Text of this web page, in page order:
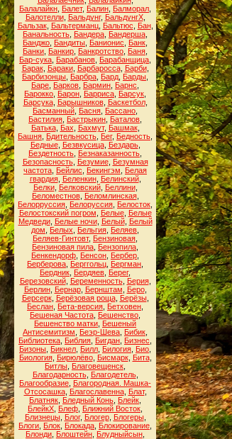
Балалайкн Балет, Балин Балморал
Балотелли, Бальдунг, БальдунгХ,
Бальзак, Бальтерманц, Бальтюс Бан,
Банальность Бандера Бандерша
Банджо Бандиты Банионис Банк
Банки Банкир Банкротство Баня
Бар-сука Барабанов Барабанщица
Барак, Бараки, Барбаросса, Барби,
Барбизонцы Барбра Бард Барды
Баре Барков Бармин Барнс
Барокко Барон Барриса Барсук
Барсука, Барышников, Баскетбол,
Басманный Басня Бассано
Бастилия Бастрыкин Баталов
Батька, Бах Бахмут, Башмак,
Башня Бдительность Бег, Бедность
Бедные, Безвкусица, Бездарь,
Бездетность Безнаказанность
Безопасность, Безумие, Безумная
частота Бейлис Бекингэм
Белая
гвардия, Беленкин, Белинский,
Белки, Белковский, Беллини,
Беломестнов, Беломлинская,
Белорруссия Белоруссия Белосток
Белостокский погром
Белые, Белые
Медведи, Белые ночи, Белый, Белый
дом
Белых Бельгия Беляев
Беляев-Гинтовт, Бензиновая
Бензиновая пила Бензопила
Бенкендорф Бенсон Бербер
Берберова Берггольц Бергман
Бердник Бердяев Берег,
Березовский, Беременность, Берия,
Берлин, Бернар, Бернштам Беро,
Берсерк, Берёзовая роща, Берёзы,
Беслан Бета-версия Бетховен
Бешеная Частота Бешенство
Бешенство матки Бешеный
Антисемитизм
Беэр-Шева Бибик
Библиотека Библия Бигдан Бизнес
Бизоны Бикнел Билл Билогия Био
Биология, Бирюлёво, Бисмарк, Бита,
Битлы Благовещенск
Благодарность, Благодетель,
Благообразие Благородная. Машка-
Отсосашка, Благославенна, Блат,
Блатняк Бледный Конь Блейк
БлейкХ Блеф Ближний Восток
Близнецы, Блог, Блогер, Блогеры,
Блоги Блок Блокада Блокирование
Блонди Блоштейн Блудныйсын